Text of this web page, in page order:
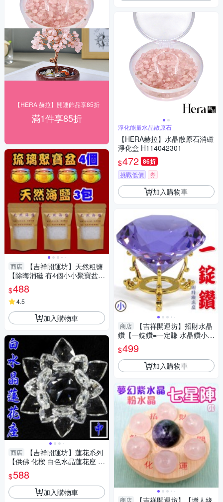
【HERA 赫拉】開運飾品享85折
滿1件享85折
商店
【吉祥開運坊】天然粗鹽
【除晦消磁 有4個小小聚寶盆+
3包海鹽 消磁碗+海鹽】淨化陽
宅
$488
4.5
加入購物車
商店
【吉祥開運坊】蓮花系列
【供佛 化樑 白色水晶蓮花座 中
型】開光 擇日
$588
加入購物車
淨化能量水晶散原石
【HERA赫拉】水晶散原石消磁
淨化盒 H114042301
$472 86折
挑戰低價 券
加入購物車
商店
【吉祥開運坊】招財水晶
鑽【一錠鑽=一定賺 水晶鑽小型
約6cm含底座 多色可供選擇】
淨化 擇日
$499
加入購物車
商店